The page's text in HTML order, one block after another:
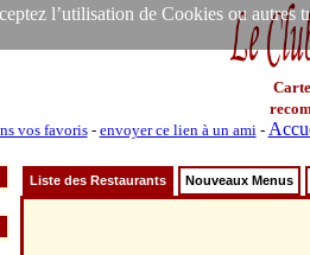
l’utilisation de Cookies ou autres
vos favoris- envoyer ce lien à un ami-
Liste des Restaurants Nouveaux Menus